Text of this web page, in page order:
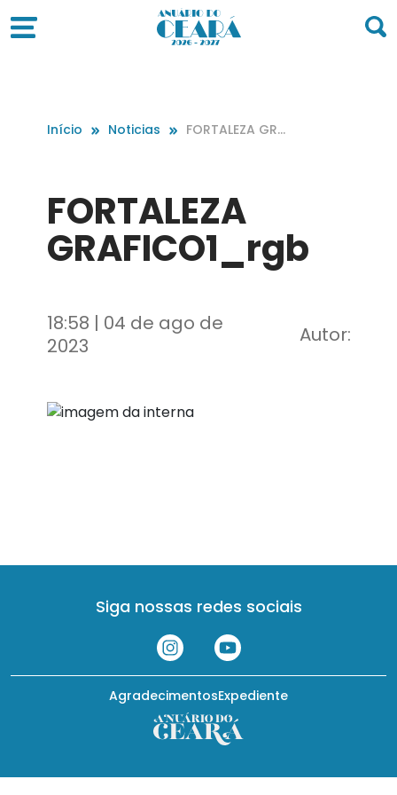
Início Noticias
FORTALEZA GRA
FORTALEZA
GRAFICO1_rgb
18:58 | 04 de ago de
2023
Autor:
Siga nossas redes sociais
Expediente
Agradecimentos